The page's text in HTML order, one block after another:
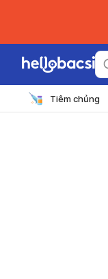
Tiêm chủng